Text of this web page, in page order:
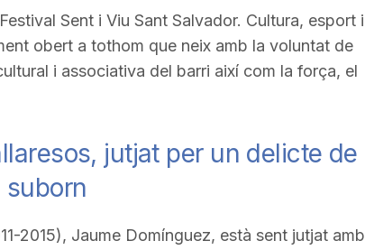
Sent i Viu Sant Salvador. Cultura, esport i
obert a tothom que neix amb la voluntat de
i associativa del barri així com la força, el
jutjat per un delicte de
2015), Jaume Domínguez, està sent jutjat amb